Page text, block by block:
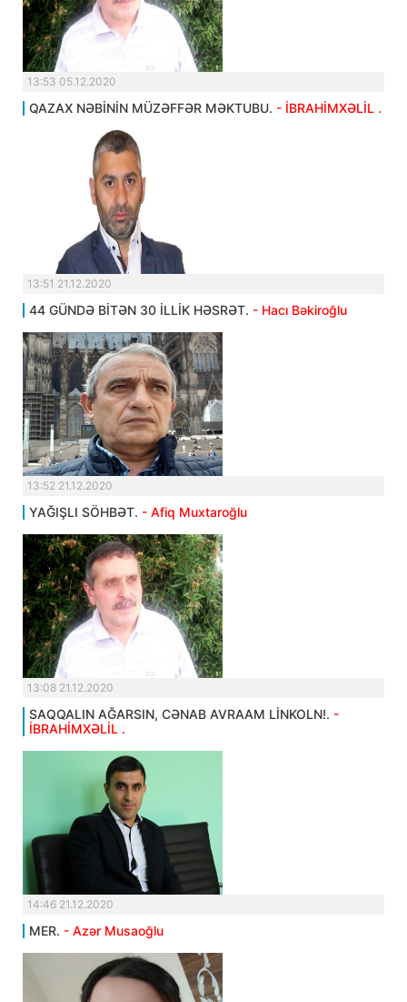
13:53 05.12.2020
QAZAX NƏBİNİN MÜZƏFFƏR MƏKTUBU. - İBRAHİMXƏLİL .
13:51 21.12.2020
44 GÜNDƏ BİTƏN 30 İLLİK HƏSRƏT. - Hacı Bəkiroğlu
13:52 21.12.2020
YAĞIŞLI SÖHBƏT. - Afiq Muxtaroğlu
13:08 21.12.2020
SAQQALIN AĞARSIN, CƏNAB AVRAAM LİNKOLN!. -
İBRAHİMXƏLİL .
14:46 21.12.2020
MER. - Azər Musaoğlu